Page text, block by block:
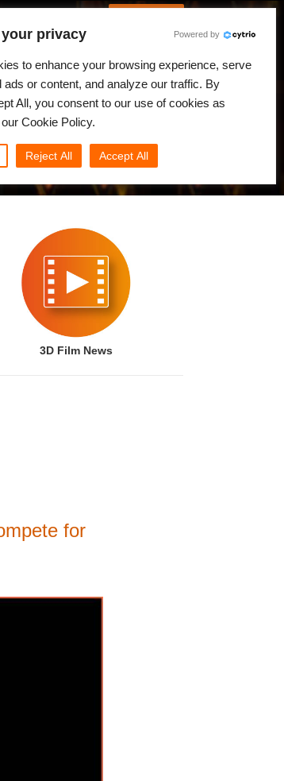
3D Film News
for
privacy Powered by
to enhance your browsing experience, serve
ads or content, and analyze our traffic. By
All, you consent to our use of cookies as
Cookie Policy.
Reject All Accept All